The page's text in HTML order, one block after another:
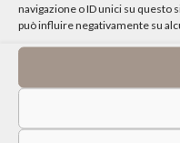
navigazione o ID unici su
può influire negativamente su